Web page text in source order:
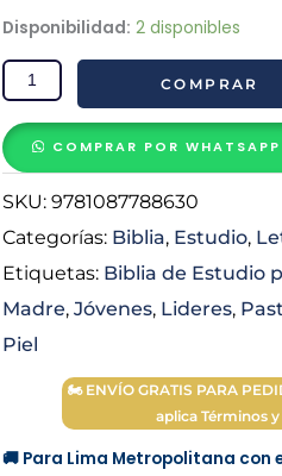
Disponibilidad: 2 disponibles
Biblia
Del
Pescador
Virtuosa
Reina
Valera
1960
Letra
Simil
Morado
COMPRAR
COMPRAR POR WHATSAPP
SKU: 9781087788630
Categorías: Biblia, Estudio,
Etiquetas: Biblia de Estudio
Madre, Jóvenes, Lideres,
Piel
🏍 ENVÍO GRATIS PARA
aplica Términos
🚚 Para Lima Metropolitana con